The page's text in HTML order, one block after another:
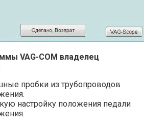
VAG-COM владелец
пробки из трубопроводов
настройку положения педали